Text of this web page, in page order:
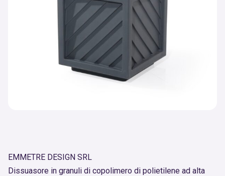
EMMETRE DESIGN SRL
Dissuasore in granuli di copolimero di polietilene ad alta